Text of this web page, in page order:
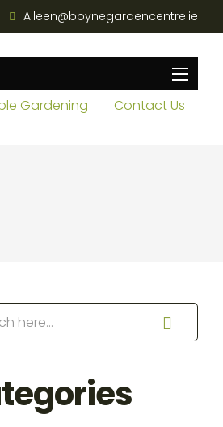
Aileen@boynegardencentre.ie
Gardening Contact Us